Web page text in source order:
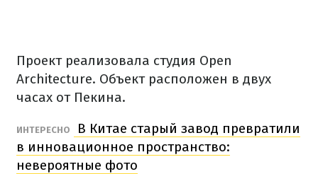
Проект реализовала студия Open
Architecture. Объект расположен в двух
часах от Пекина.
ИНТЕРЕСНО
В Китае старый завод превратили
в инновационное пространство:
невероятные фото